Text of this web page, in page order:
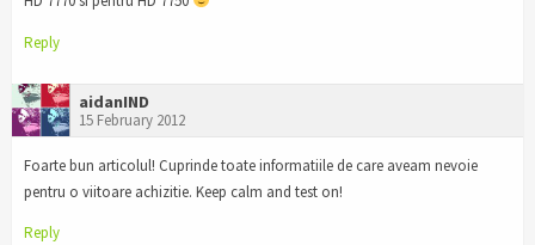
Reply
aidanIND
15 February 2012
Foarte bun articolul! Cuprinde toate informatiile de care aveam nevoie
pentru o viitoare achizitie. Keep calm and test on!
Reply